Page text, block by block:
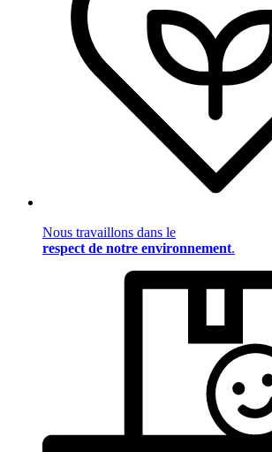
Nous travaillons dans le
respect de notre environnement.